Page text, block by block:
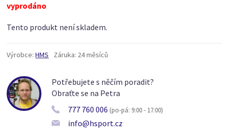
vyprodáno
Tento produkt není skladem.
Výrobce: HMS Záruka: 24 měsíců
Potřebujete s něčím poradit?
Obraťte se na Petra
777 760 006 (po-pá: 9:00 - 17:00)
info@hsport.cz